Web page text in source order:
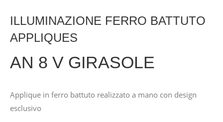
ILLUMINAZIONE FERRO BATTUTO
APPLIQUES
AN 8 V GIRASOLE
Applique in ferro battuto realizzato a mano con design
esclusivo